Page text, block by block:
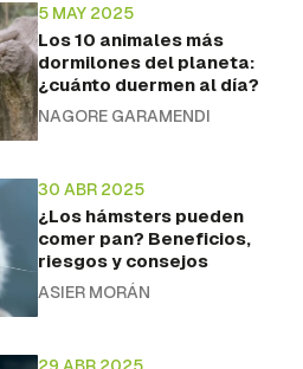
5 MAY 2025
Los 10 animales más
dormilones del planeta:
¿cuánto duermen al día?
NAGORE GARAMENDI
30 ABR 2025
¿Los hámsters pueden
comer pan? Beneficios,
riesgos y consejos
ASIER MORÁN